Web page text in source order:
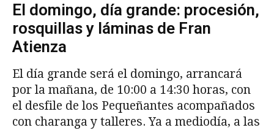
El domingo, día grande: procesión,
rosquillas y láminas de Fran
Atienza
El día grande será el domingo, arrancará
por la mañana, de 10:00 a 14:30 horas, con
el desfile de los Pequeñantes acompañados
con charanga y talleres. Ya a mediodía, a las